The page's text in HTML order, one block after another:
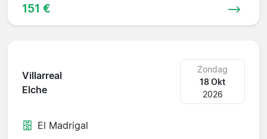
151 €
Villarreal
Elche
Zondag
18 Okt
2026
El Madrigal